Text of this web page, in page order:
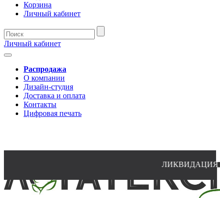
Корзина
Личный кабинет
Личный кабинет
Распродажа
О компании
Дизайн-студия
Доставка и оплата
Контакты
Цифровая печать
ЛИКВИДАЦИЯ